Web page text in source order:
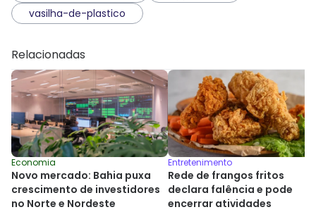
vasilha-de-plastico
Relacionadas
Economia
Novo mercado: Bahia puxa
crescimento de investidores
no Norte e Nordeste
Entretenimento
Rede de frangos fritos
declara falência e pode
encerrar atividades